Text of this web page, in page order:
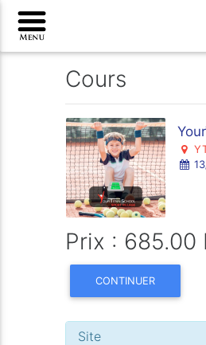
Cours
Prix : 685.00
CONTINUER
Site